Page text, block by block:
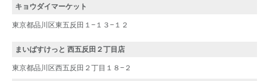
キョウダイマーケット
東京都品川区東五反田１−１３−１２
まいばすけっと 西五反田２丁目店
東京都品川区西五反田２丁目１８−２